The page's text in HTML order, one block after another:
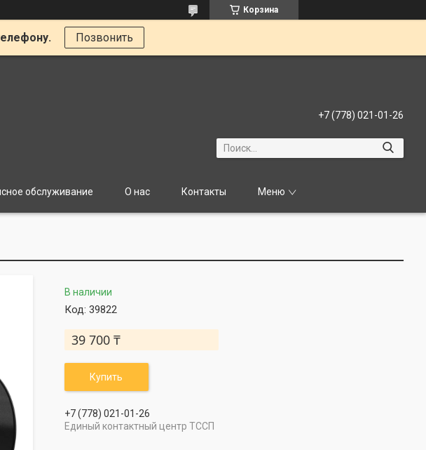
Корзина
Позвонить
+7 (778) 021-01-26
обслуживание О нас Контакты Меню
В наличии
Код: 39822
39 700 ₸
Купить
+7 (778) 021-01-26
Единый контактный центр ТССП